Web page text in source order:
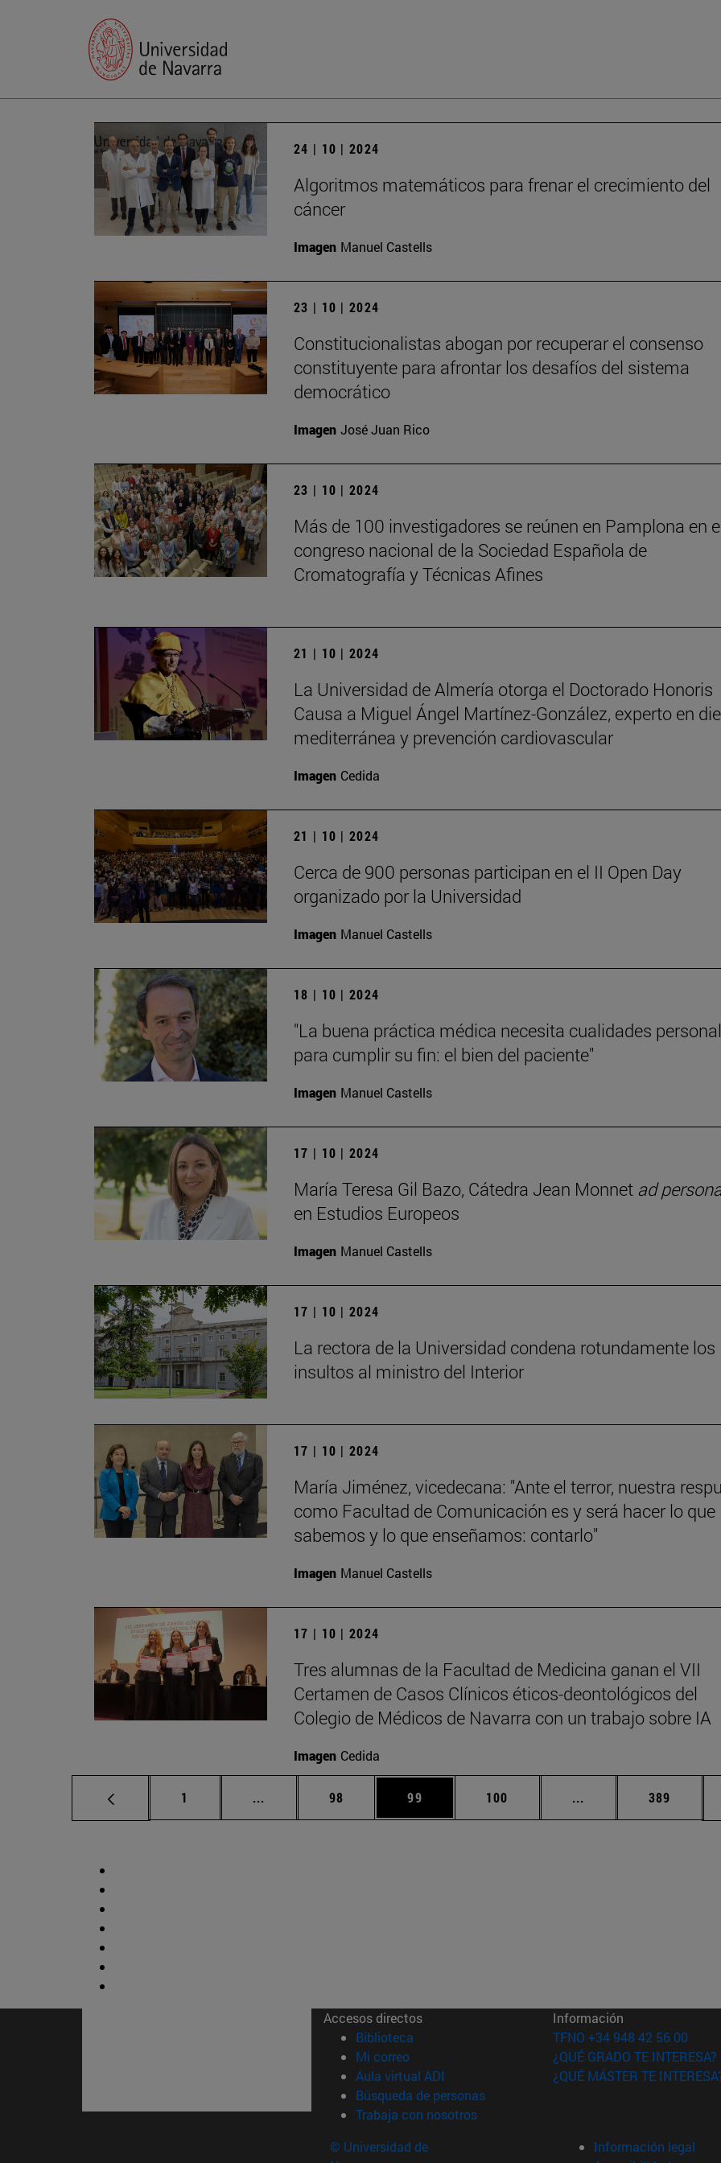
24 | 10 | 2024
Algoritmos matemáticos para frenar el crecimiento del
cáncer
Imagen Manuel Castells
23 | 10 | 2024
Constitucionalistas abogan por recuperar el consenso
constituyente para afrontar los desafíos del sistema
democrático
Imagen José Juan Rico
23 | 10 | 2024
Más de 100 investigadores se reúnen en Pamplona en
congreso nacional de la Sociedad Española de
Cromatografía y Técnicas Afines
21 | 10 | 2024
La Universidad de Almería otorga el Doctorado Honoris
Causa a Miguel Ángel Martínez-González, experto en
mediterránea y prevención cardiovascular
Imagen Cedida
21 | 10 | 2024
Cerca de 900 personas participan en el II Open Day
organizado por la Universidad
Imagen Manuel Castells
18 | 10 | 2024
"La buena práctica médica necesita cualidades
para cumplir su fin: el bien del paciente"
Imagen Manuel Castells
17 | 10 | 2024
María Teresa Gil Bazo, Cátedra Jean Monnet ad
en Estudios Europeos
Imagen Manuel Castells
17 | 10 | 2024
La rectora de la Universidad condena rotundamente los
insultos al ministro del Interior
17 | 10 | 2024
María Jiménez, vicedecana: "Ante el terror, nuestra
como Facultad de Comunicación es y será hacer lo que
sabemos y lo que enseñamos: contarlo"
Imagen Manuel Castells
17 | 10 | 2024
Tres alumnas de la Facultad de Medicina ganan el VII
Certamen de Casos Clínicos éticos-deontológicos del
Colegio de Médicos de Navarra con un trabajo sobre IA
Imagen Cedida
Página
1 ... Páginas intermedias Use TAB para desplazarse.
Página
98 Página
99 Página
100 ... Páginas intermedias
Página
389
Accesos directos
Biblioteca (abre en nueva ventana)
Mi correo(abre en nueva ventana)
Aula virtual ADI (abre en nueva ventana)
Búsqueda de personas(abre en nueva ventana)
Trabaja con nosotros(abre en nueva ventana)
Información
TFNO +34 948 42 56 00
¿QUÉ GRADO TE INTERESA?
¿QUÉ MÁSTER TE
© Universidad de
Información legal